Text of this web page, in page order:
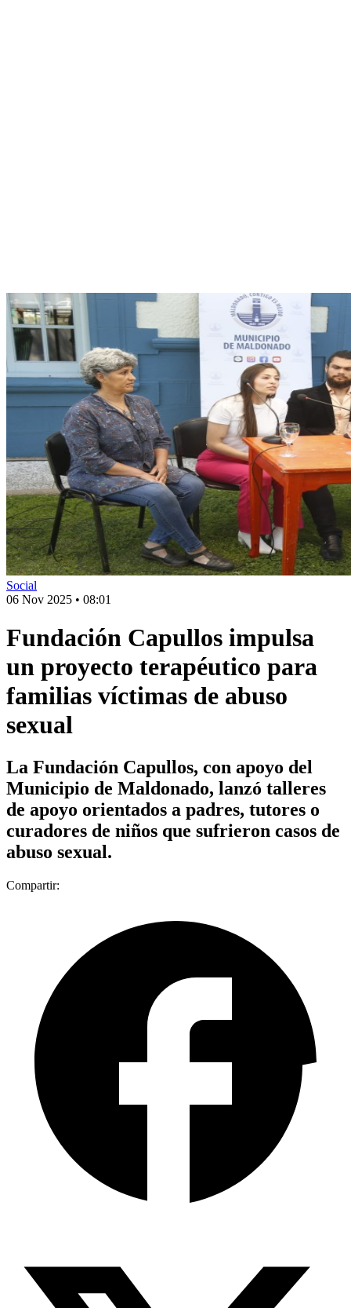
Social
06 Nov 2025 • 08:01
Fundación Capullos impulsa
un proyecto terapéutico para
familias víctimas de abuso
sexual
La Fundación Capullos, con apoyo del
Municipio de Maldonado, lanzó talleres
de apoyo orientados a padres, tutores o
curadores de niños que sufrieron casos de
abuso sexual.
Compartir: